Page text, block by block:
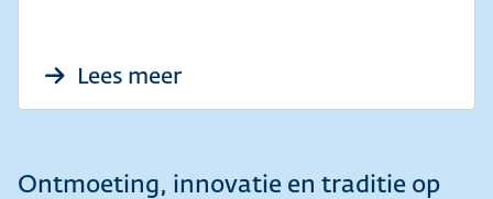
Lees meerover [Update 6 augustus
Ontmoeting, innovatie en traditie op